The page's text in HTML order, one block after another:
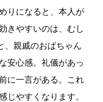
りになると、本人が
きやすいのは、むし
、親戚のおばちゃん
安心感。礼儀があっ
に一言がある。これ
じやすくなります。